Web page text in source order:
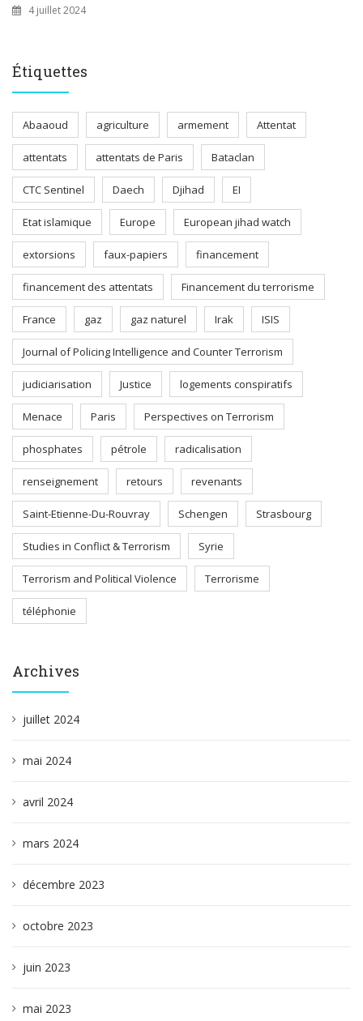
4 juillet 2024
Étiquettes
Abaaoud agriculture armement Attentat
attentats attentats de Paris Bataclan
CTC Sentinel Daech Djihad EI
Etat islamique Europe European jihad watch
extorsions faux-papiers financement
financement des attentats Financement du terrorisme
France gaz gaz naturel Irak ISIS
Journal of Policing Intelligence and Counter Terrorism
judiciarisation Justice logements conspiratifs
Menace Paris Perspectives on Terrorism
phosphates pétrole radicalisation
renseignement retours revenants
Saint-Etienne-Du-Rouvray Schengen Strasbourg
Studies in Conflict & Terrorism Syrie
Terrorism and Political Violence Terrorisme
téléphonie
Archives
juillet 2024
mai 2024
avril 2024
mars 2024
décembre 2023
octobre 2023
juin 2023
mai 2023